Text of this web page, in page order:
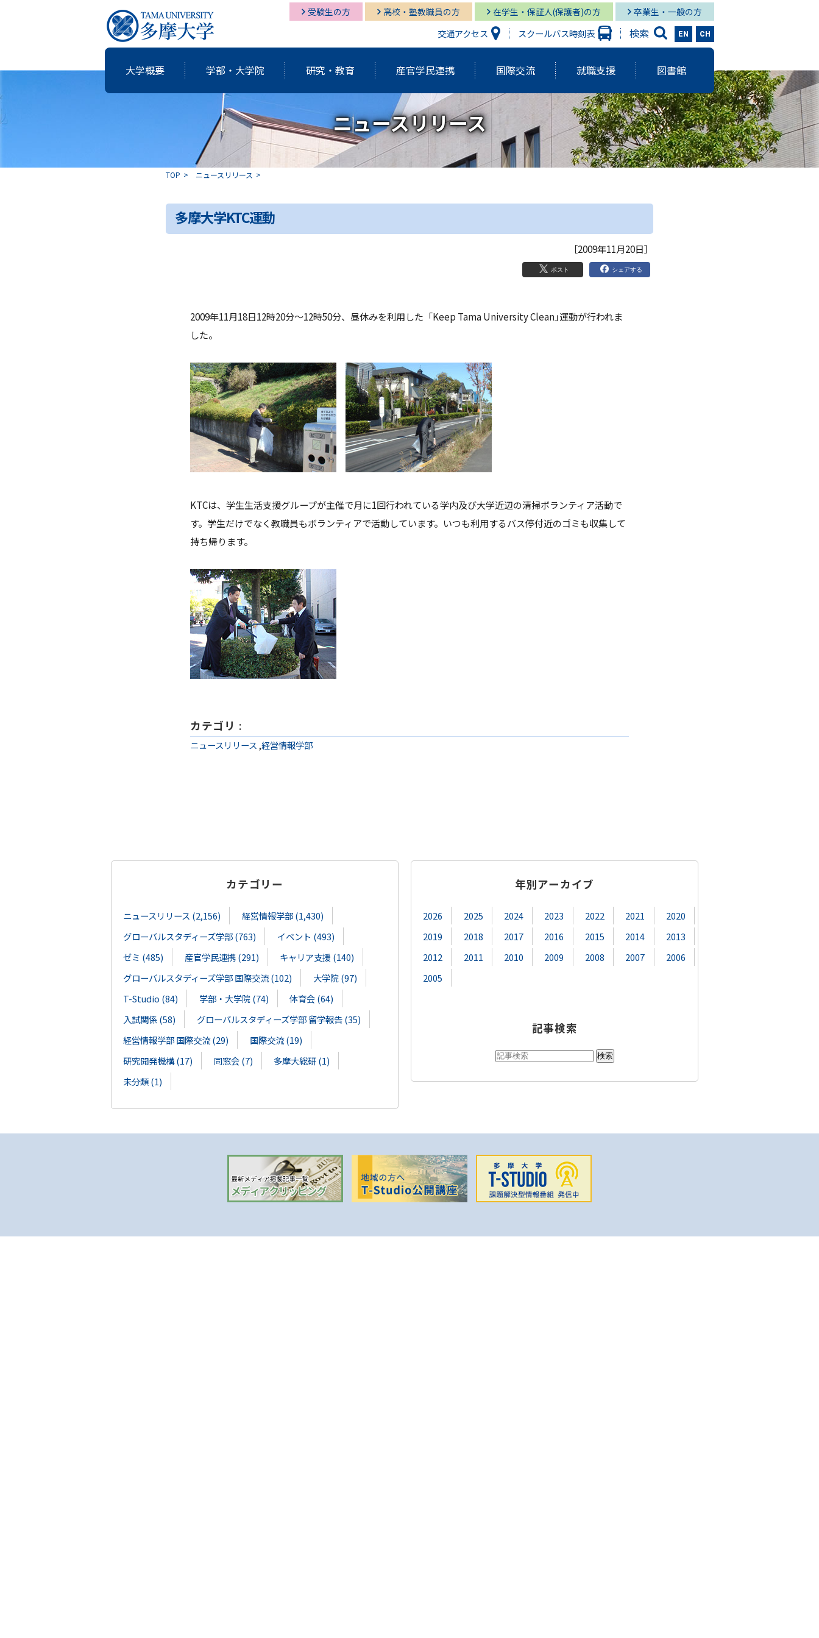
受験生の方 高校・塾教職員の方 在学生・保証人(保護者)の方 卒業生・一般の方
交通アクセス スクールバス時刻表 検索 EN CH
大学概要
大学概要
個性・特色「現代の志塾」 アジアダイナミズム ポリシー
マネジメント体制
ハラスメント防止 情報公開 学生調査・VOICE報告
大学案内・広報誌
学校法人田村学園概要
学園歌
学部・大学院
学部・大学院 経営情報学部
グローバル
スタディーズ学部
大学院MBAコース
研究・教育
研究・教育 研究開発機構 多摩大学出版会
研究紀要（Tama蔵） 教育と研究に関する報告書
アクティブ・ラーニングの多摩大
産官学民連携 国際交流
国際交流 経営情報学部 グローバルスタディーズ学部
国際交流センター
就職支援
就職支援 経営情報学部 経営情報学部 就職状況
グローバルスタディーズ学部 グローバルスタディーズ学部 就職状況
図書館
図書館 多摩キャンパス図書館 湘南キャンパス図書館
多摩キャンパス メディア・サービス 湘南キャンパス メディア・サービス
ニュースリリース
TOP ニュースリリース
多摩大学KTC運動
［2009年11月20日］
ポスト シェアする
2009年11月18日12時20分～12時50分、昼休みを利用した「Keep Tama University Clean｣運動が行われま
した。
KTCは、学生生活支援グループが主催で月に1回行われている学内及び大学近辺の清掃ボランティア活動で
す。学生だけでなく教職員もボランティアで活動しています。いつも利用するバス停付近のゴミも収集して
持ち帰ります。
カテゴリ :
ニュースリリース ,経営情報学部
カテゴリー
ニュースリリース (2,156)
経営情報学部 (1,430)
グローバルスタディーズ学部 (763)
イベント (493)
ゼミ (485)
産官学民連携 (291)
キャリア支援 (140)
グローバルスタディーズ学部 国際交流 (102)
大学院 (97)
T-Studio (84)
学部・大学院 (74)
体育会 (64)
入試関係 (58)
グローバルスタディーズ学部 留学報告 (35)
経営情報学部 国際交流 (29)
国際交流 (19)
研究開発機構 (17)
同窓会 (7)
多摩大総研 (1)
未分類 (1)
年別アーカイブ
2026 2025 2024 2023 2022 2021
2020
2019
2018 2017 2016 2015 2014
2013
2012
2011 2010 2009 2008 2007
2006
2005
記事検索